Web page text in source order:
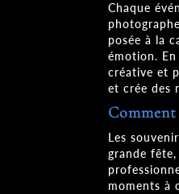
Chaque
posée à la
émotion.
créative et
et crée des
Les
grande
moments à